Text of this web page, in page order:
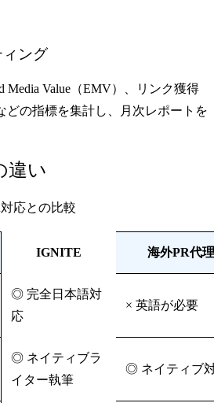
ング
Media Value（EMV）、リンク獲得
どの指標を集計し、月次レポートを
違い
応との比較
IGNITE 海外PR代
◎ 完全日本語対
応
× 英語が必要
◎ ネイティブラ
イター執筆
◎ ネイティブ